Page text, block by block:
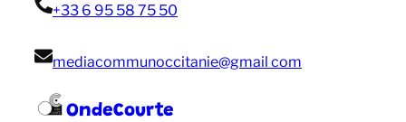
+33 6 95 58 75 50
mediacommunoccitanie@gmail com
OndeCourte